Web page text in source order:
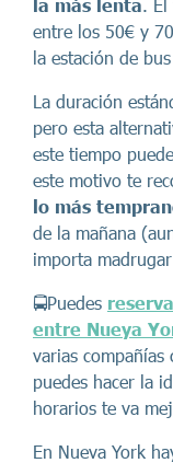
la más lenta. El
entre los 50€ y
la estación de
La duración
pero esta
este tiempo
este motivo te
lo más
de la mañana
importa
🚍Puedes
entre Nueya
varias
puedes hacer la
horarios te va
En Nueva York